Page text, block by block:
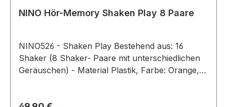
NINO Hör-Memory Shaken Play 8 Paare
NINO526 - Shaken Play Bestehend aus: 16
Shaker (8 Shaker- Paare mit unterschiedlichen
Geräuschen) - Material Plastik, Farbe: Orange,